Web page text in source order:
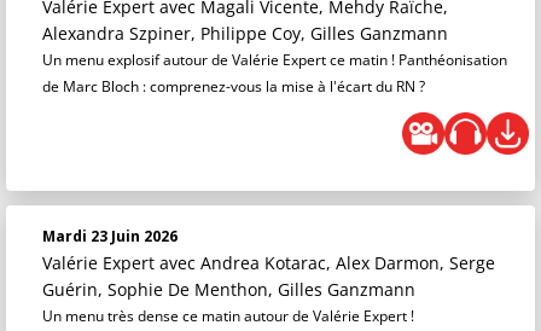
Valérie Expert avec Magali Vicente, Mehdy Raïche,
Alexandra Szpiner, Philippe Coy, Gilles Ganzmann
Un menu explosif autour de Valérie Expert ce matin ! Panthéonisation
de Marc Bloch : comprenez-vous la mise à l'écart du RN ?
Mardi 23 Juin 2026
Valérie Expert avec Andrea Kotarac, Alex Darmon, Serge
Guérin, Sophie De Menthon, Gilles Ganzmann
Un menu très dense ce matin autour de Valérie Expert !